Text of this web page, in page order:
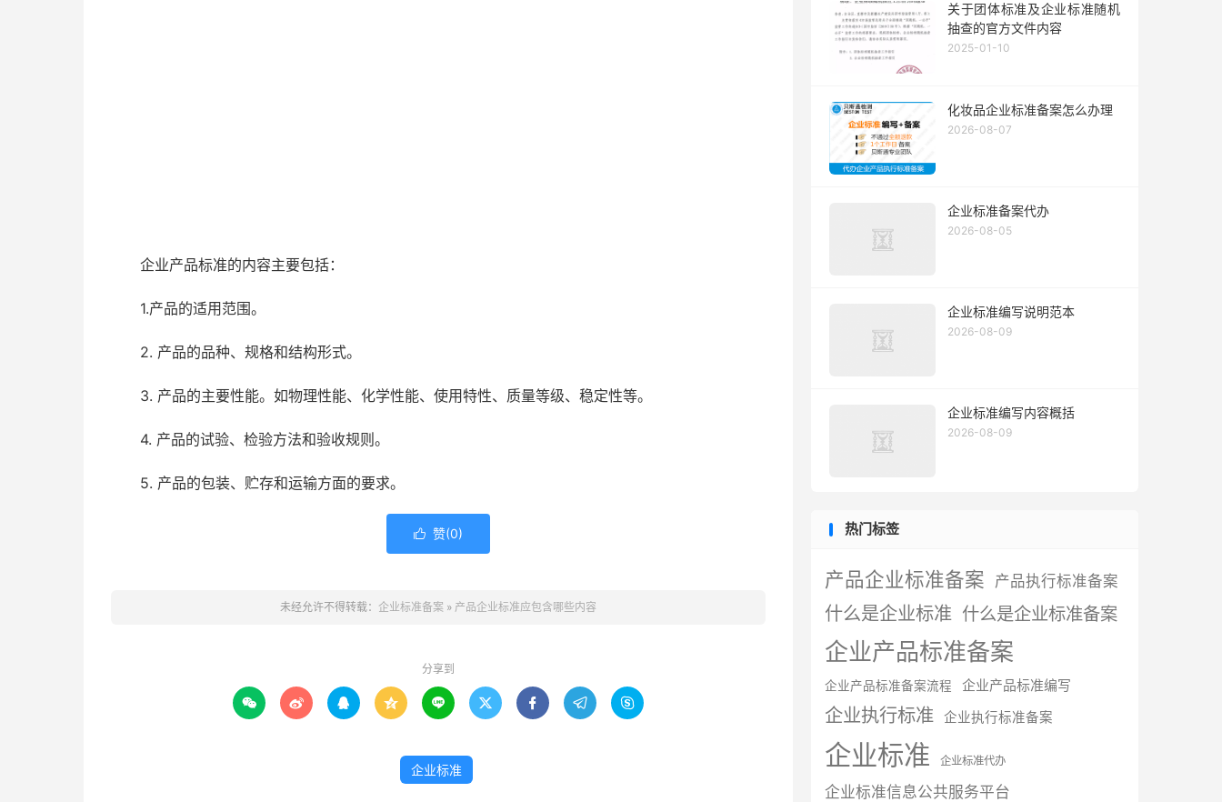
企业产品标准的内容主要包括：
1.产品的适用范围。
2. 产品的品种、规格和结构形式。
3. 产品的主要性能。如物理性能、化学性能、使用特性、质量等级、稳定性等。
4. 产品的试验、检验方法和验收规则。
5. 产品的包装、贮存和运输方面的要求。
 赞(0)
未经允许不得转载： 企业标准备案 » 产品企业标准应包含哪些内容
分享到
        
企业标准
关于团体标准及企业标准随机
抽查的官方文件内容
2025-01-10
化妆品企业标准备案怎么办理
2026-08-07
企业标准备案代办
2026-08-05
企业标准编写说明范本
2026-08-09
企业标准编写内容概括
2026-08-09
热门标签
产品企业标准备案 产品执行标准备案
什么是企业标准 什么是企业标准备案
企业产品标准备案
企业产品标准备案流程 企业产品标准编写
企业执行标准 企业执行标准备案
企业标准 企业标准代办
企业标准信息公共服务平台